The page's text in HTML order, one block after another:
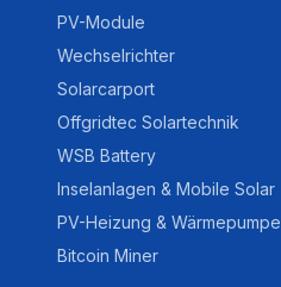
PV-Module
Wechselrichter
Solarcarport
Offgridtec Solartechnik
WSB Battery
Inselanlagen & Mobile Solar
PV-Heizung & Wärmepumpe
Bitcoin Miner